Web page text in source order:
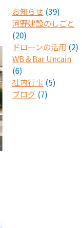
お知らせ (39)
河野建設のしごと
(20)
ドローンの活用 (2)
WB＆Bar Uncain
(6)
社内行事(5)
ブログ(7)